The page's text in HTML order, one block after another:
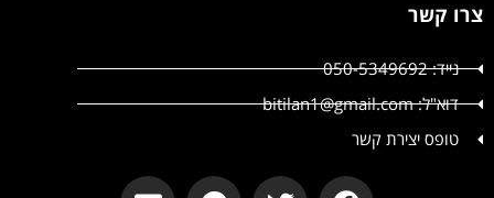
צרו קשר
נייד: 050-5349692
דוא"ל: bitilan1@gmail.com
טופס יצירת קשר